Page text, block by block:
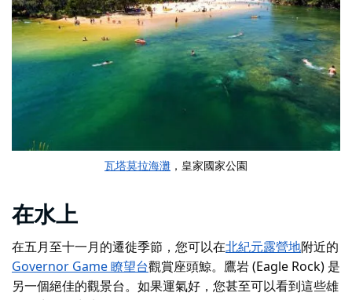
瓦塔莫拉海灘 ，皇家國家公園
在水上
在五月至十一月的遷徙季節， 您可以在北紀元露營地附近的
Governor Game 瞭望台觀賞座頭鯨。鷹岩 (Eagle Rock) 是
另一個絕佳的觀景台。如果運氣好，您甚至可以看到這些雄